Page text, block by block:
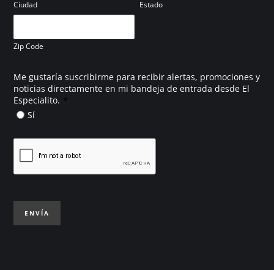
Ciudad Estado
Zip Code
Me gustaría suscribirme para recibir alertas, promociones y
noticias directamente en mi bandeja de entrada desde El
Especialito. *
Sí
ENVÍA